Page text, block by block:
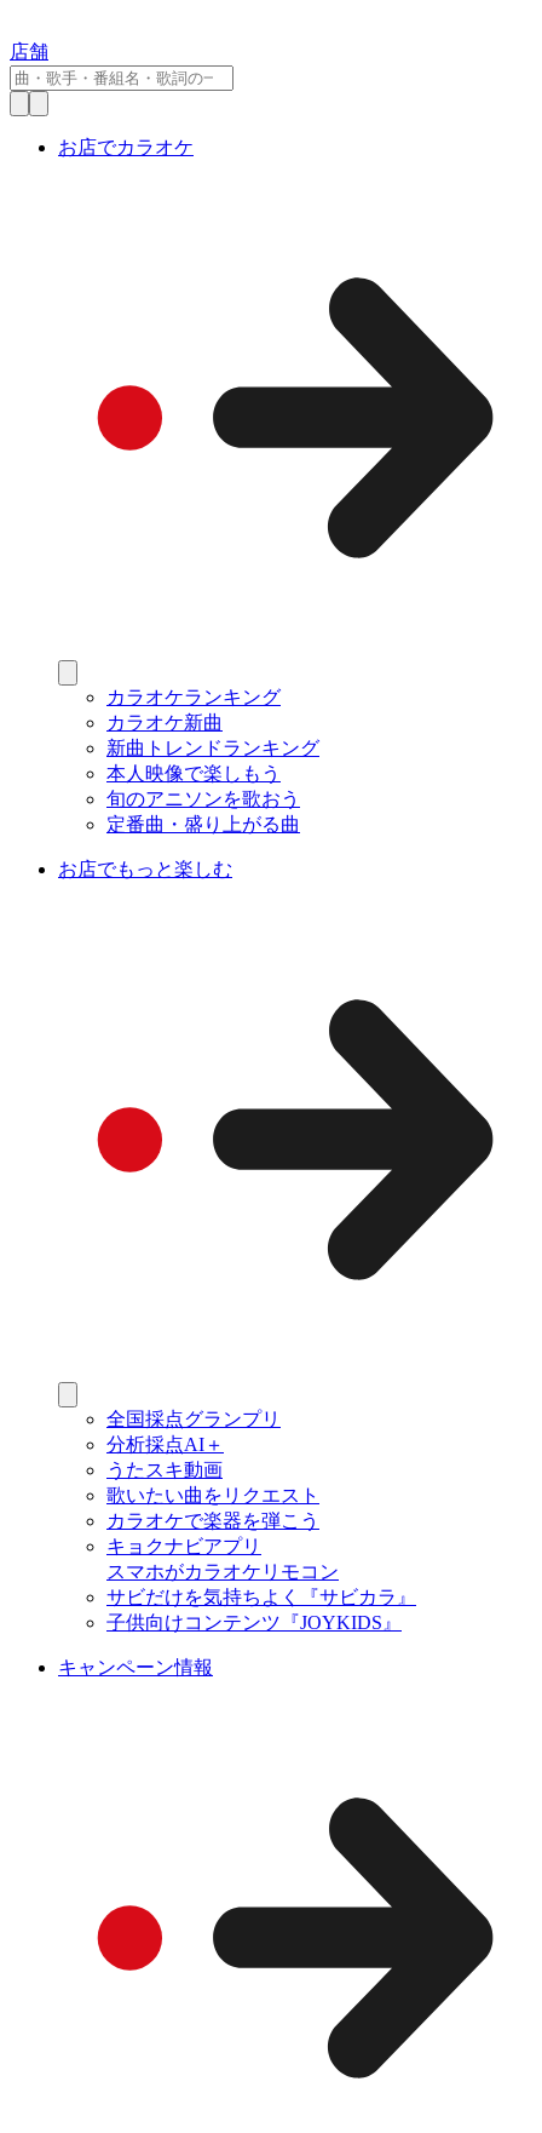
店舗
お店でカラオケ
カラオケランキング
カラオケ新曲
新曲トレンドランキング
本人映像で楽しもう
旬のアニソンを歌おう
定番曲・盛り上がる曲
お店でもっと楽しむ
全国採点グランプリ
分析採点AI＋
うたスキ動画
歌いたい曲をリクエスト
カラオケで楽器を弾こう
キョクナビアプリ
スマホがカラオケリモコン
サビだけを気持ちよく『サビカラ』
子供向けコンテンツ『JOYKIDS』
キャンペーン情報